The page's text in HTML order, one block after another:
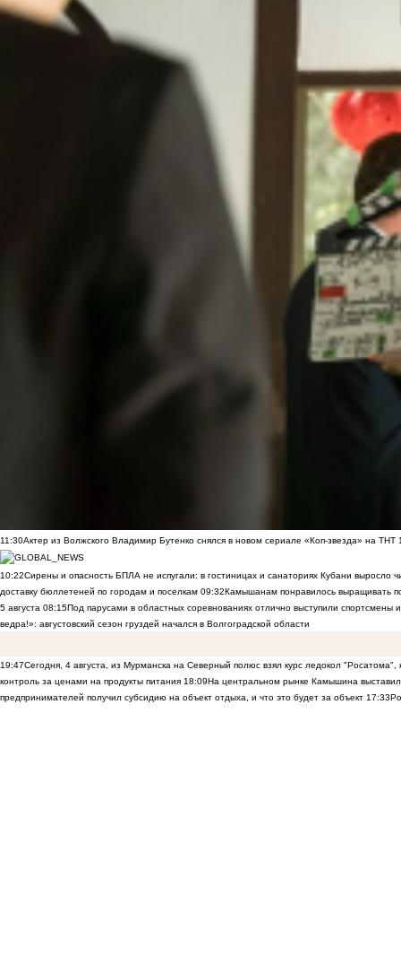
11:30Актер из Волжского Владимир Бутенко снялся в новом сериале «Коп-звезда» на ТНТ
10:22Сирены и опасность БПЛА не испугали: в гостиницах и санаториях Кубани выросло
доставку бюллетеней по городам и поселкам 09:32Камышанам понравилось выращивать
5 августа 08:15Под парусами в областных соревнованиях отлично выступили спортсмены
ведра!»: августовский сезон груздей начался в Волгоградской области
19:47Сегодня, 4 августа, из Мурманска на Северный полюс взял курс ледокол
контроль за ценами на продукты питания 18:09На центральном рынке Камышина
предпринимателей получил субсидию на объект отдыха, и что это будет за объект 17:33